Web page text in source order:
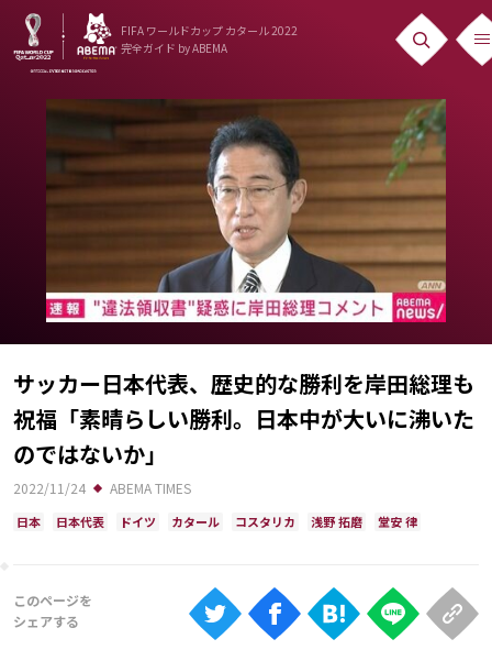
FIFA ワールドカップ カタール 2022
完全ガイド by ABEMA
ニュース
News
出場国
日本代表
日程・結果
Schedule
ランキング
About
サッカー日本代表、歴史的な勝利を岸田総理も
祝福「素晴らしい勝利。日本中が大いに沸いた
のではないか」
2022/11/24 ABEMA TIMES
日本 日本代表 ドイツ カタール コスタリカ 浅野 拓磨 堂安 律